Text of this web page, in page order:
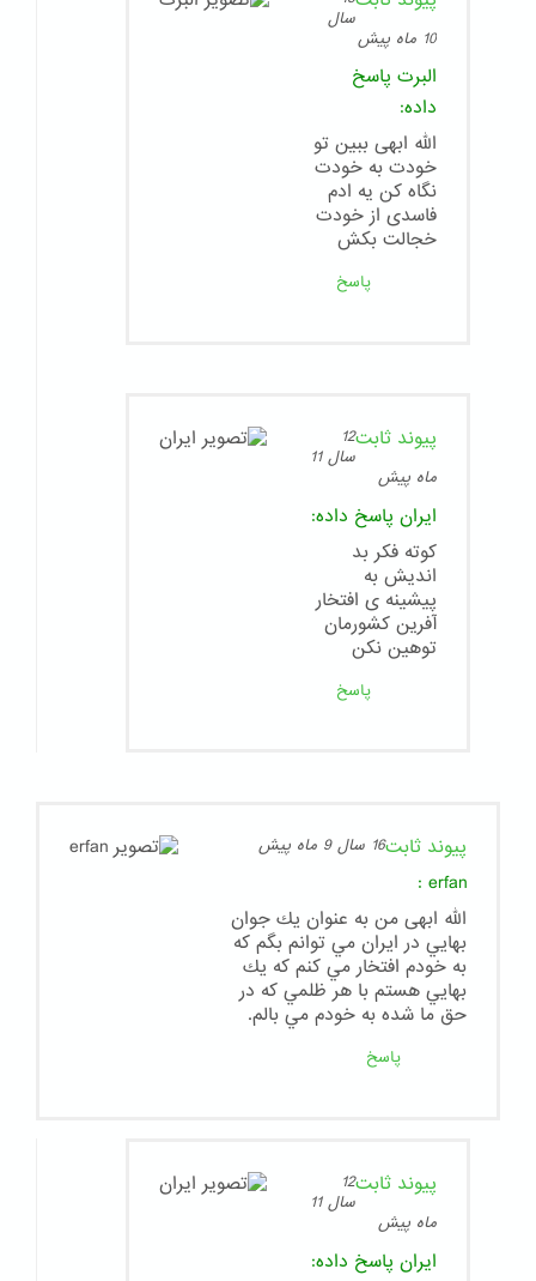
سال
10 ماه پیش
البرت پاسخ
داده:
الله ابهی ببین تو
خودت به خودت
نگاه کن یه ادم
فاسدی از خودت
خجالت بکش
پاسخ
پیوند ثابت12
سال 11
ماه پیش
ایران پاسخ داده:
کوته فکر بد
اندیش به
پیشینه ی افتخار
آفرین کشورمان
توهین نکن
پاسخ
پیوند ثابت16 سال 9 ماه پیش
erfan
:
الله ابهی من به عنوان يك جوان
بهايي در ايران مي توانم بگم كه
به خودم افتخار مي كنم كه يك
بهايي هستم با هر ظلمي كه در
حق ما شده به خودم مي بالم.
پاسخ
پیوند ثابت12
سال 11
ماه پیش
ایران پاسخ داده: